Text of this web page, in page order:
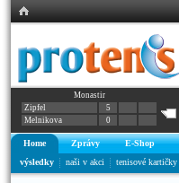
Monastir
Zipfel
5
Melnikova
0
Home Zprávy E-Shop
výsledky
naši v akci tenisové kartičky